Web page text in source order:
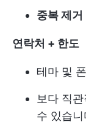
중복 제거
연락처 + 한도
테마 및
보다 직
수 있습니